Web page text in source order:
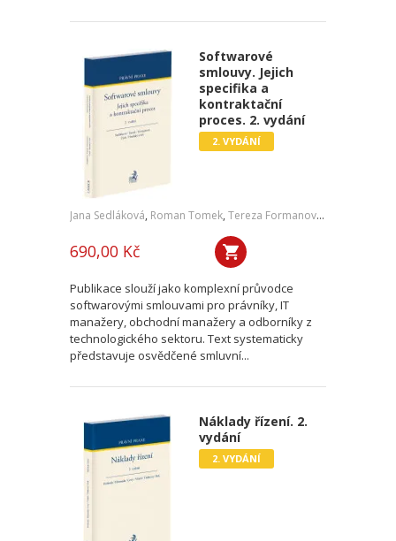
Softwarové
smlouvy. Jejich
specifika a
kontraktační
proces. 2. vydání
2. VYDÁNÍ
Jana Sedláková, Roman Tomek, Tereza Formanová ,
690,00 Kč
Publikace slouží jako komplexní průvodce
softwarovými smlouvami pro právníky, IT
manažery, obchodní manažery a odborníky z
technologického sektoru. Text systematicky
představuje osvědčené smluvní...
Náklady řízení. 2.
vydání
2. VYDÁNÍ